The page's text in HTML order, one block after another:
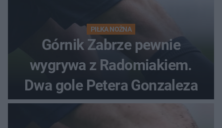
PIŁKA NOŻNA
Górnik Zabrze pewnie
wygrywa z Radomiakiem.
Dwa gole Petera Gonzaleza